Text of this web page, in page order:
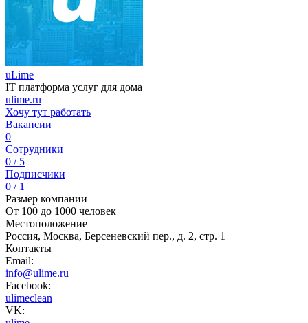
uLime
IT платформа услуг для дома
ulime.ru
Хочу тут работать
Вакансии
0
Сотрудники
0 / 5
Подписчики
0 / 1
Размер компании
От 100 до 1000 человек
Местоположение
Россия, Москва, Берсеневский пер., д. 2, стр. 1
Контакты
Email:
info@ulime.ru
Facebook:
ulimeclean
VK: